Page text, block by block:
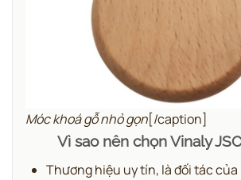
Móc khoá gỗ nhỏ gọn[/caption]
Vì sao nên chọn Vinaly
Thương hiệu uy tín, là đối tác